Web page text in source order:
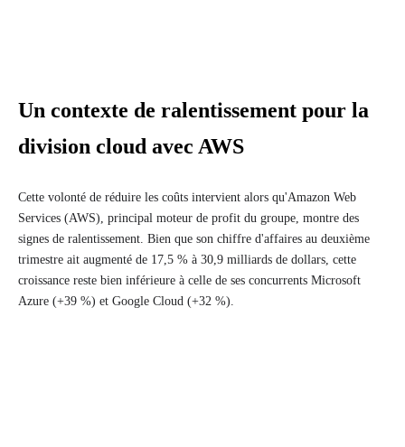
Un contexte de ralentissement pour la
division cloud avec AWS
Cette volonté de réduire les coûts intervient alors qu'Amazon Web
Services (AWS), principal moteur de profit du groupe, montre des
signes de ralentissement. Bien que son chiffre d'affaires au deuxième
trimestre ait augmenté de 17,5 % à 30,9 milliards de dollars, cette
croissance reste bien inférieure à celle de ses concurrents Microsoft
Azure (+39 %) et Google Cloud (+32 %).